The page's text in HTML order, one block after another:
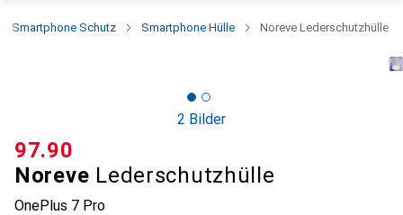
Smartphone Schutz Smartphone Hülle Noreve Lederschutzhülle
2 Bilder
Noreve Lederschutzhülle
OnePlus 7 Pro
CHF
97.90